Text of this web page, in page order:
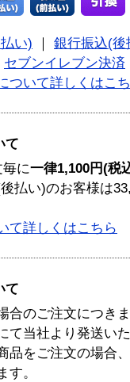
い)
銀行振込(後
セブンイレブン決済
ついて詳しくはこ
て
毎に一律1,100円(税
払い)のお客様は
て詳しくはこちら
て
合のご注文につき
て当社より発送い
品をご注文の場合
す。